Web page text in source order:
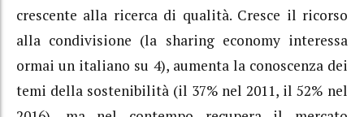
crescente alla ricerca di qualità. Cresce il ricorso
alla condivisione (la sharing economy interessa
ormai un italiano su 4), aumenta la conoscenza dei
temi della sostenibilità (il 37% nel 2011, il 52% nel